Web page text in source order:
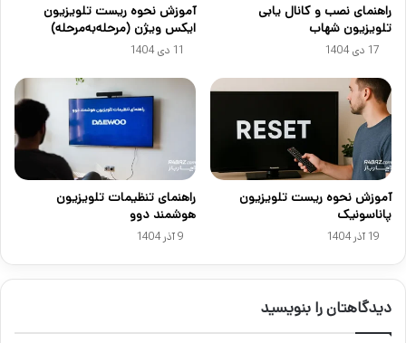
راهنمای نصب و کانال یابی
تلویزیون شهاب
17 دی 1404
آموزش نحوه ریست تلویزیون
ایکس ویژن (مرحله‌به‌مرحله)
11 دی 1404
آموزش نحوه ریست تلویزیون
پاناسونیک
19 آذر 1404
راهنمای تنظیمات تلویزیون
هوشمند دوو
9 آذر 1404
دیدگاهتان را بنویسید